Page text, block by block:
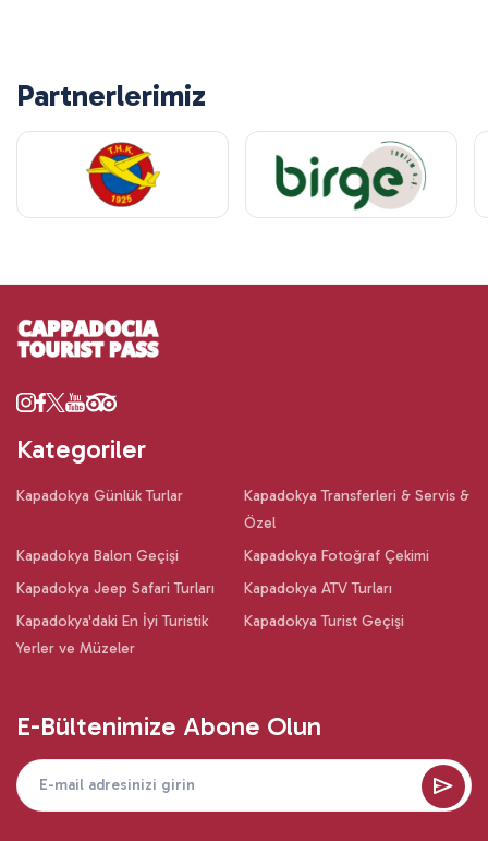
Partnerlerimiz
Kategoriler
Kapadokya Günlük Turlar
Kapadokya Transferleri & Servis &
Özel
Kapadokya Balon Geçişi
Kapadokya Fotoğraf Çekimi
Kapadokya Jeep Safari Turları
Kapadokya ATV Turları
Kapadokya'daki En İyi Turistik
Yerler ve Müzeler
Kapadokya Turist Geçişi
E-Bültenimize Abone Olun